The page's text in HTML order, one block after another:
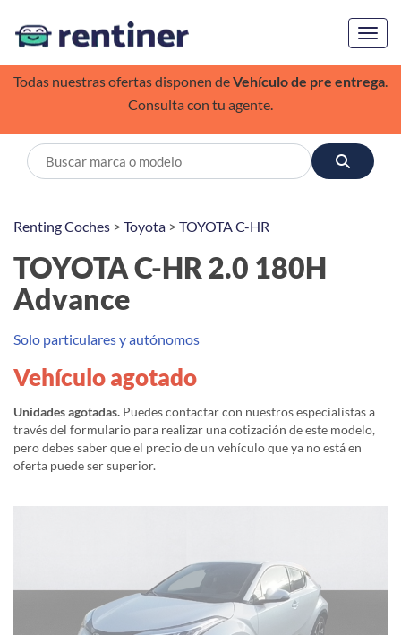
Todas nuestras ofertas disponen deVehículo de pre entrega.
Consulta con tu agente.
Renting Coches > Toyota > TOYOTA C-HR
TOYOTA C-HR 2.0 180H
Advance
Solo particulares y autónomos
Vehículo agotado
Unidades agotadas. Puedes contactar con nuestros especialistas a
través del formulario para realizar una cotización de este modelo,
pero debes saber que el precio de un vehículo que ya no está en
oferta puede ser superior.